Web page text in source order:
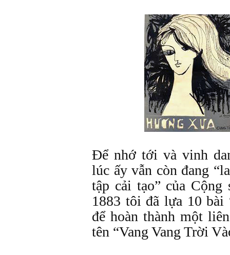
Để nhớ tới và vinh
lúc ấy vẫn còn đang
tập cải tạo” của Cộng
1883 tôi đã lựa 10 bài
để hoàn thành một
tên “Vang Vang Trời